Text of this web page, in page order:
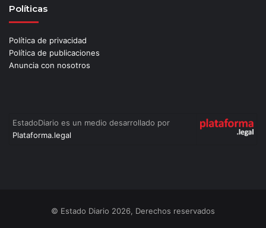
Políticas
Política de privacidad
Política de publicaciones
Anuncia con nosotros
EstadoDiario es un medio desarrollado por
Plataforma.legal
© Estado Diario 2026, Derechos reservados